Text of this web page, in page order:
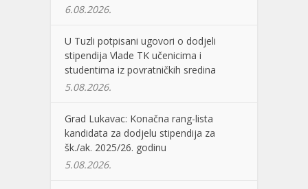
6.08.2026.
U Tuzli potpisani ugovori o dodjeli
stipendija Vlade TK učenicima i
studentima iz povratničkih sredina
5.08.2026.
Grad Lukavac: Konačna rang-lista
kandidata za dodjelu stipendija za
šk./ak. 2025/26. godinu
5.08.2026.